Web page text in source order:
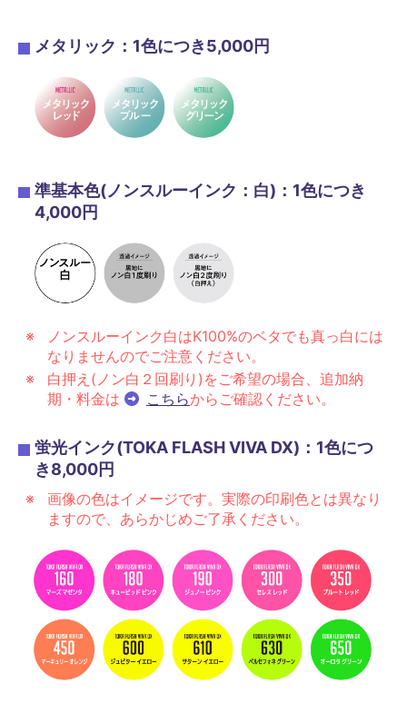
メタリック：1色につき5,000円
準基本色(ノンスルーインク：白)：1色につき
4,000円
ノンスルーインク白はK100%のベタでも真っ白には
なりませんのでご注意ください。
白押え(ノン白２回刷り)をご希望の場合、追加納
期・料金は
こちらからご確認ください。
蛍光インク(TOKA FLASH VIVA DX)：1色につ
き8,000円
画像の色はイメージです。実際の印刷色とは異なり
ますので、あらかじめご了承ください。